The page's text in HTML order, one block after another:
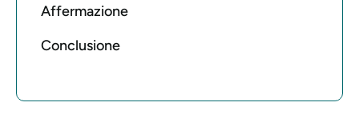
Affermazione
Conclusione